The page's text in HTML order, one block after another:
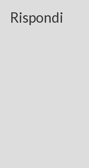
Rispondi